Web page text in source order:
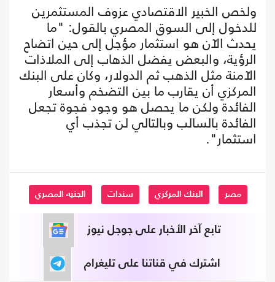
ولخص الخبير الاقتصادي عزوف المستثمرين
للدخول إلى السوق المصري بالقول: "ما
يحدث الآن هو استثمار مؤجل إلى حين اتضاح
الرؤية، والبعض يفضل الذهاب إلى الملاذات
الآمنة مثل الذهب ثم الدولار، وكان على البنك
المركزي أن يقارب ما بين التضخم وأسعار
الفائدة ولكن ما يحصل هو وجود فجوة تجعل
الفائدة بالسالب وبالتالي لن تجذب أي
استثمار".
مصر البنك المركزي سندات الجنيه المصري
تابع آخر الأخبار على جوجل نيوز
اشترك في قناتنا على تليغرام